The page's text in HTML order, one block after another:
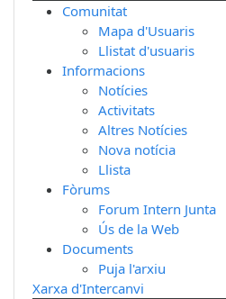
Comunitat
Mapa d'Usuaris
Llistat d'usuaris
Informacions
Notícies
Activitats
Altres Notícies
Nova notícia
Llista
Fòrums
Forum Intern Junta
Ús de la Web
Documents
Puja l'arxiu
Xarxa d'Intercanvi